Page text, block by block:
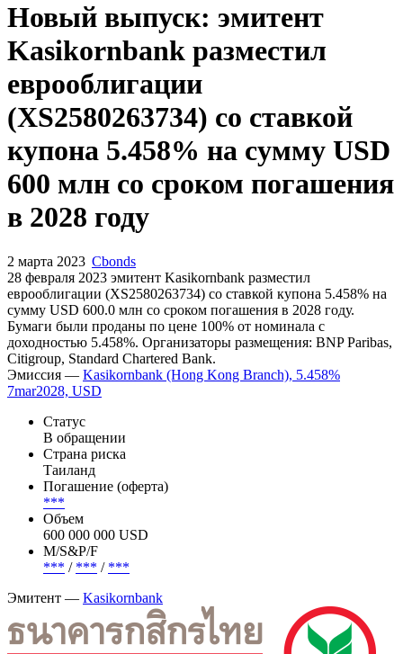
Новый выпуск: эмитент
Kasikornbank разместил
еврооблигации
(XS2580263734) со ставкой
купона 5.458% на сумму USD
600 млн со сроком погашения
в 2028 году
2 марта 2023 Cbonds
28 февраля 2023 эмитент Kasikornbank разместил
еврооблигации (XS2580263734) cо ставкой купона 5.458% на
сумму USD 600.0 млн со сроком погашения в 2028 году.
Бумаги были проданы по цене 100% от номинала с
доходностью 5.458%. Организаторы размещения: BNP Paribas,
Citigroup, Standard Chartered Bank.
Эмиссия — Kasikornbank (Hong Kong Branch), 5.458%
7mar2028, USD
Статус
В обращении
Страна риска
Таиланд
Погашение (оферта)
***
Объем
600 000 000 USD
М/S&P/F
*** / *** / ***
Эмитент — Kasikornbank